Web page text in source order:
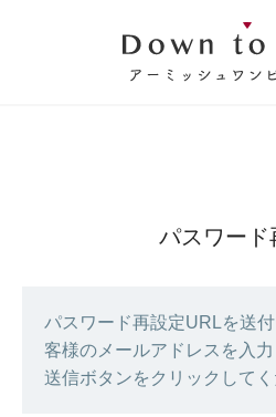
パスワード
パスワード再設定URLを送
客様のメールアドレスを入力
送信ボタンをクリックしてく